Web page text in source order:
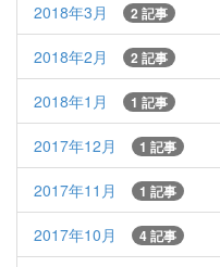
2018年3月 2 記事
2018年2月 2 記事
2018年1月 1 記事
2017年12月 1 記事
2017年11月 1 記事
2017年10月 4 記事